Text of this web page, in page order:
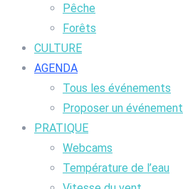
Pêche
Forêts
CULTURE
AGENDA
Tous les événements
Proposer un événement
PRATIQUE
Webcams
Température de l’eau